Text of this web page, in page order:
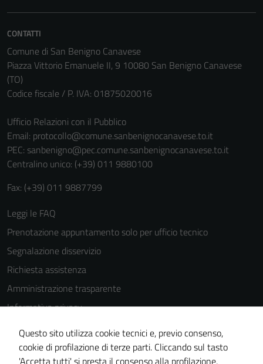
CONTATTI
Comune di San Benigno Canavese
Piazza Vittorio Emanuele II, 9 10080 San Benigno Canavese
(TO)
Codice fiscale / P. IVA: 01875020016
Ufficio Relazioni con il Pubblico
Email: protocollo@comune.sanbenignocanavese.to.it
PEC: sanbenigno@pec.comune.sanbenignocanavese.to.it
Centralino unico: (+39) 011 9880100
Fax: (+39) 011 9887799
Leggi le FAQ
Prenotazione appuntamento solo per ufficio tecnico
Segnalazione disservizio
Richiesta assistenza
Amministrazione trasparente
Informativa privacy
Cookie Policy
Note legali
Questo sito utilizza cookie tecnici e, previo consenso,
cookie di profilazione di terze parti. Cliccando sul tasto
'Accetta tutti' si presta il consenso alla profilazione,
per il
disabilitati.
non raccolgono
informazioni
personali.